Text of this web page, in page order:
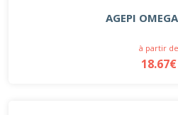
AGEPI
à partir de
18.67€